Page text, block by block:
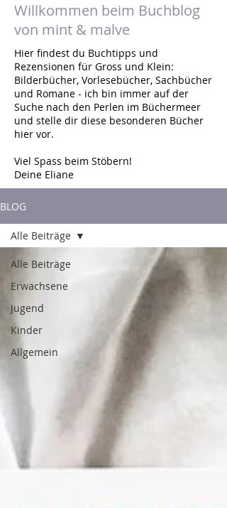
Willkommen beim Buchblog
von mint & malve
Hier findest du Buchtipps und
Rezensionen für Gross und Klein:
Bilderbücher, Vorlesebücher, Sachbücher
und Romane - ich bin immer auf der
Suche nach den Perlen im Büchermeer
und stelle dir diese besonderen Bücher
hier vor.
Viel Spass beim Stöbern!
Deine Eliane
BLOG
Alle Beiträge
Erwachsene
Jugend
Kinder
Allgemein
Alle Beiträge